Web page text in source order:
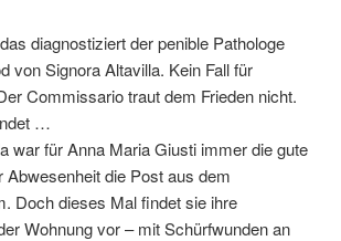
diagnostiziert der penible Pathologe
von Signora Altavilla. Kein Fall für
Commissario traut dem Frieden nicht.
…
war für Anna Maria Giusti immer die gute
Abwesenheit die Post aus dem
Doch dieses Mal findet sie ihre
Wohnung vor – mit Schürfwunden an